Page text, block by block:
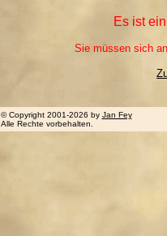
Es ist
Sie müssen sich
© Copyright 2001-2026 by Jan Fey
Alle Rechte vorbehalten.